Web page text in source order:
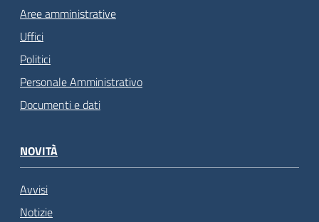
Aree amministrative
Uffici
Politici
Personale Amministrativo
Documenti e dati
NOVITÀ
Avvisi
Notizie